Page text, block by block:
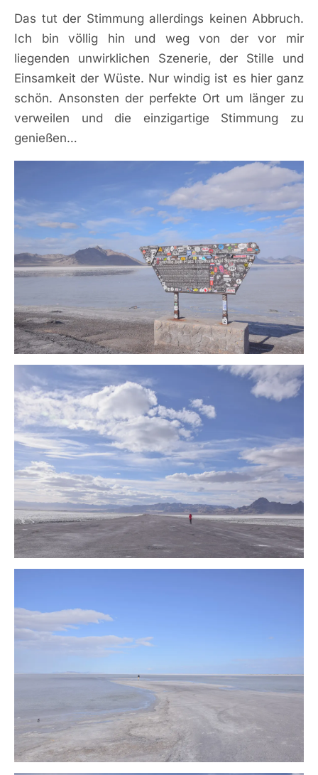
Das tut der Stimmung allerdings keinen Abbruch.
Ich bin völlig hin und weg von der vor mir
liegenden unwirklichen Szenerie, der Stille und
Einsamkeit der Wüste. Nur windig ist es hier ganz
schön. Ansonsten der perfekte Ort um länger zu
verweilen und die einzigartige Stimmung zu
genießen…